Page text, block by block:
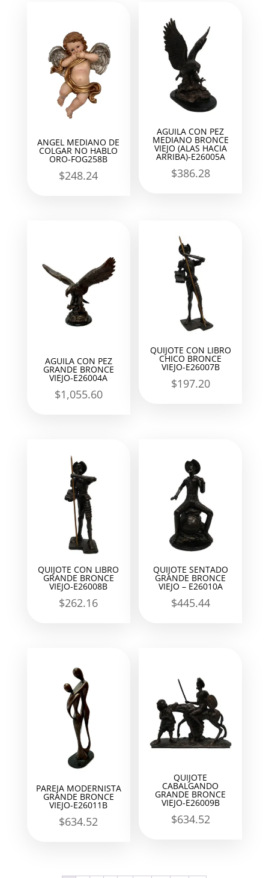
ANGEL MEDIANO DE
COLGAR NO HABLO
ORO-FOG258B
$248.24
AGUILA CON PEZ
MEDIANO BRONCE
VIEJO (ALAS HACIA
ARRIBA)-E26005A
$386.28
AGUILA CON PEZ
GRANDE BRONCE
VIEJO-E26004A
$1,055.60
QUIJOTE CON LIBRO
CHICO BRONCE
VIEJO-E26007B
$197.20
QUIJOTE CON LIBRO
GRANDE BRONCE
VIEJO-E26008B
$262.16
QUIJOTE SENTADO
GRANDE BRONCE
VIEJO – E26010A
$445.44
PAREJA MODERNISTA
GRANDE BRONCE
VIEJO-E26011B
$634.52
QUIJOTE
CABALGANDO
GRANDE BRONCE
VIEJO-E26009B
$634.52